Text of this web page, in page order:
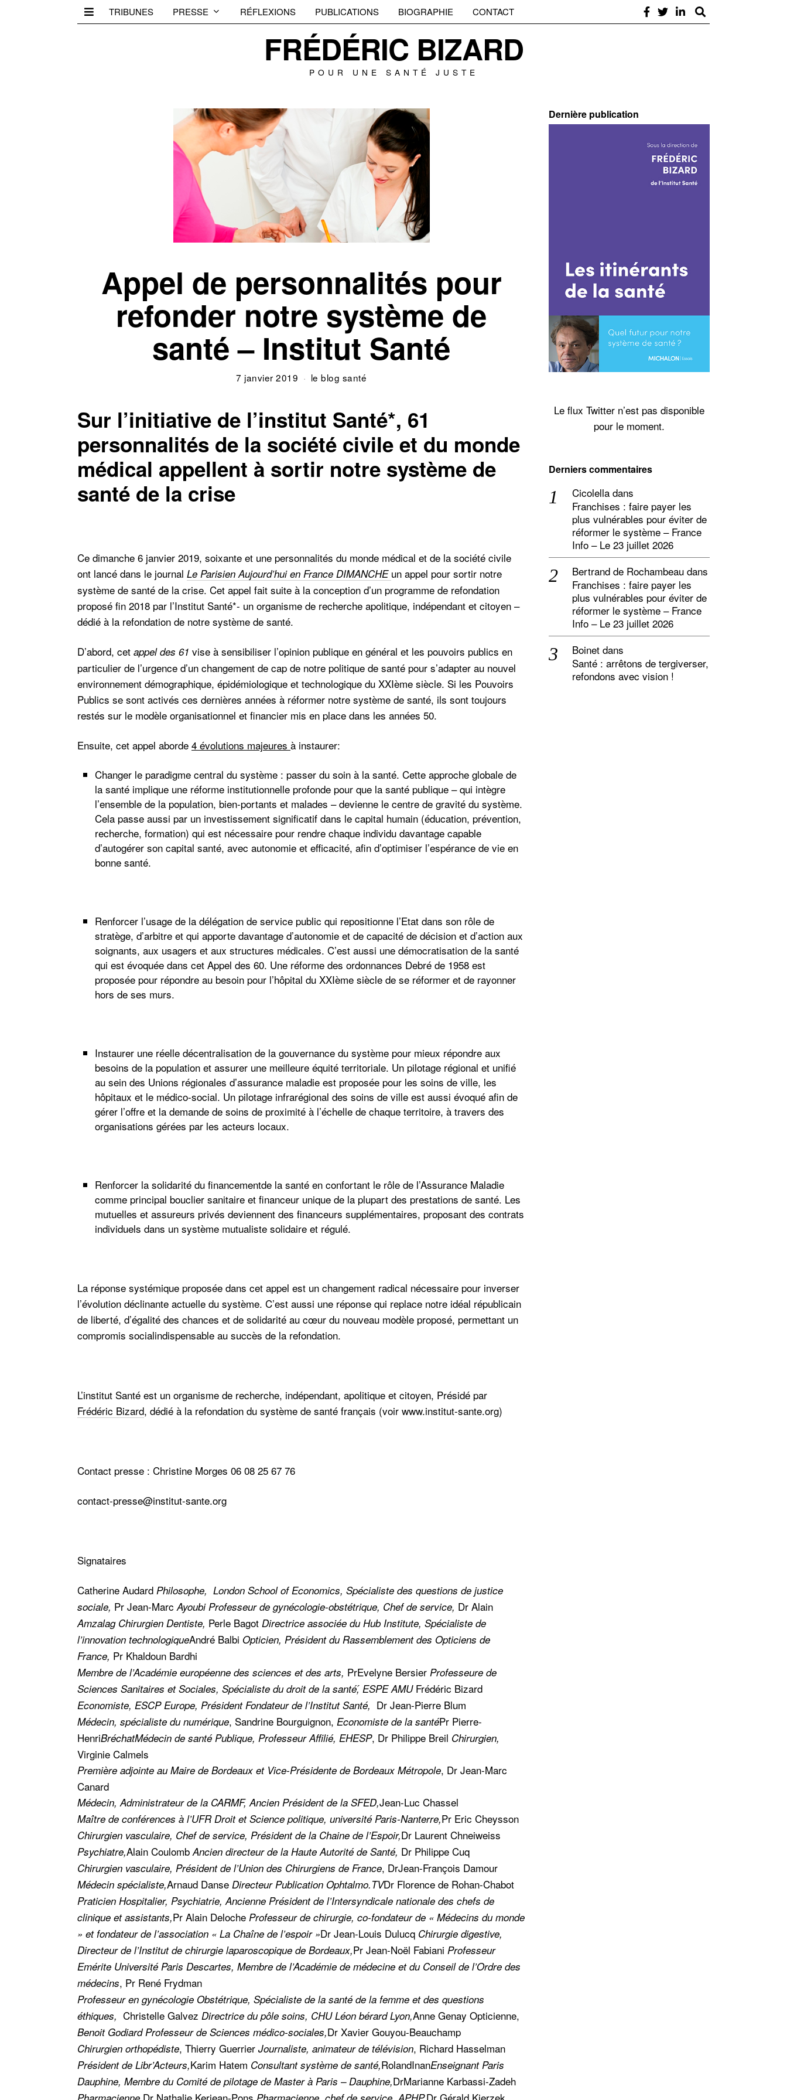
TRIBUNES PRESSE RÉFLEXIONS PUBLICATIONS BIOGRAPHIE CONTACT
FRÉDÉRIC BIZARD
POUR UNE SANTÉ JUSTE
Appel de personnalités pour
refonder notre système de
santé – Institut Santé
7 janvier 2019 le blog santé
Sur l’initiative de l’institut Santé*, 61
personnalités de la société civile et du monde
médical appellent à sortir notre système de
santé de la crise
Ce dimanche 6 janvier 2019, soixante et une personnalités du monde médical et de la société civile
ont lancé dans le journal Le Parisien Aujourd’hui en France DIMANCHE un appel pour sortir notre
système de santé de la crise. Cet appel fait suite à la conception d’un programme de refondation
proposé fin 2018 par l’Institut Santé*- un organisme de recherche apolitique, indépendant et citoyen –
dédié à la refondation de notre système de santé.
D’abord, cet appel des 61 vise à sensibiliser l’opinion publique en général et les pouvoirs publics en
particulier de l’urgence d’un changement de cap de notre politique de santé pour s’adapter au nouvel
environnement démographique, épidémiologique et technologique du XXIème siècle. Si les Pouvoirs
Publics se sont activés ces dernières années à réformer notre système de santé, ils sont toujours
restés sur le modèle organisationnel et financier mis en place dans les années 50.
Ensuite, cet appel aborde 4 évolutions majeures à instaurer:
Changer le paradigme central du système : passer du soin à la santé. Cette approche globale de
la santé implique une réforme institutionnelle profonde pour que la santé publique – qui intègre
l’ensemble de la population, bien-portants et malades – devienne le centre de gravité du système.
Cela passe aussi par un investissement significatif dans le capital humain (éducation, prévention,
recherche, formation) qui est nécessaire pour rendre chaque individu davantage capable
d’autogérer son capital santé, avec autonomie et efficacité, afin d’optimiser l’espérance de vie en
bonne santé.
Renforcer l’usage de la délégation de service public qui repositionne l’Etat dans son rôle de
stratège, d’arbitre et qui apporte davantage d’autonomie et de capacité de décision et d’action aux
soignants, aux usagers et aux structures médicales. C’est aussi une démocratisation de la santé
qui est évoquée dans cet Appel des 60. Une réforme des ordonnances Debré de 1958 est
proposée pour répondre au besoin pour l’hôpital du XXIème siècle de se réformer et de rayonner
hors de ses murs.
Instaurer une réelle décentralisation de la gouvernance du système pour mieux répondre aux
besoins de la population et assurer une meilleure équité territoriale. Un pilotage régional et unifié
au sein des Unions régionales d’assurance maladie est proposée pour les soins de ville, les
hôpitaux et le médico-social. Un pilotage infrarégional des soins de ville est aussi évoqué afin de
gérer l’offre et la demande de soins de proximité à l’échelle de chaque territoire, à travers des
organisations gérées par les acteurs locaux.
Renforcer la solidarité du financementde la santé en confortant le rôle de l’Assurance Maladie
comme principal bouclier sanitaire et financeur unique de la plupart des prestations de santé. Les
mutuelles et assureurs privés deviennent des financeurs supplémentaires, proposant des contrats
individuels dans un système mutualiste solidaire et régulé.
La réponse systémique proposée dans cet appel est un changement radical nécessaire pour inverser
l’évolution déclinante actuelle du système. C’est aussi une réponse qui replace notre idéal républicain
de liberté, d’égalité des chances et de solidarité au cœur du nouveau modèle proposé, permettant un
compromis socialindispensable au succès de la refondation.
L’institut Santé est un organisme de recherche, indépendant, apolitique et citoyen, Présidé par
Frédéric Bizard, dédié à la refondation du système de santé français (voir www.institut-sante.org)
Contact presse : Christine Morges 06 08 25 67 76
contact-presse@institut-sante.org
Signataires
Catherine Audard Philosophe, London School of Economics, Spécialiste des questions de justice
sociale, Pr Jean-MarcAyoubiProfesseur de gynécologie-obstétrique, Chef de service, Dr Alain
Amzalag Chirurgien Dentiste, Perle Bagot Directrice associée du Hub Institute, Spécialiste de
l’innovation technologiqueAndré Balbi Opticien, Président du Rassemblement des Opticiens de
France, Pr Khaldoun Bardhi
Membre de l’Académie européenne des sciences et des arts, PrEvelyne Bersier Professeure de
Sciences Sanitaires et Sociales, Spécialiste du droit de la santé,́ ESPE AMU Frédéric Bizard
Economiste, ESCP Europe, Président Fondateur de l’Institut Santé, Dr Jean-Pierre Blum
Médecin, spécialiste du numérique, Sandrine Bourguignon, Economiste de la santéPr Pierre-
HenriBréchatMédecin de santé Publique, Professeur Affilié, EHESP, Dr Philippe Breil Chirurgien,
Virginie Calmels
Première adjointe au Maire de Bordeaux et Vice-Présidente de Bordeaux Métropole, Dr Jean-Marc
Canard
Médecin, Administrateur de la CARMF, Ancien Président de la SFED,Jean-Luc Chassel
Maître de conférences à l’UFR Droit et Science politique, université Paris-Nanterre,Pr Eric Cheysson
Chirurgien vasculaire, Chef de service, Président de la Chaine de l’Espoir,Dr Laurent Chneiweiss
Psychiatre,Alain CoulombAncien directeur de la Haute Autorité de Santé, Dr Philippe Cuq
Chirurgien vasculaire, Président de l’Union des Chirurgiens de France, DrJean-François Damour
Médecin spécialiste,Arnaud Danse Directeur Publication Ophtalmo.TVDr Florence de Rohan-Chabot
Praticien Hospitalier, Psychiatrie, Ancienne Président de l’Intersyndicale nationale des chefs de
clinique et assistants,Pr Alain Deloche Professeur de chirurgie, co-fondateur de « Médecins du monde
» et fondateur de l’association « La Chaîne de l’espoir »Dr Jean-Louis Dulucq Chirurgie digestive,
Directeur de l’Institut de chirurgie laparoscopique de Bordeaux,Pr Jean-Noël Fabiani Professeur
Emérite Université Paris Descartes, Membre de l’Académie de médecine et du Conseil de l’Ordre des
médecins, Pr René Frydman
Professeur en gynécologie Obstétrique, Spécialiste de la santé de la femme et des questions
éthiques, Christelle Galvez Directrice du pôle soins, CHU Léon bérard Lyon,Anne Genay Opticienne,
Benoit GodiardProfesseur de Sciences médico-sociales,Dr Xavier Gouyou-Beauchamp
Chirurgien orthopédiste, Thierry Guerrier Journaliste, animateur de télévision, Richard Hasselman
Président de Libr’Acteurs,Karim Hatem Consultant système de santé,RolandInanEnseignant Paris
Dauphine, Membre du Comité de pilotage de Master à Paris – Dauphine,DrMarianne Karbassi-Zadeh
Dernière publication
Le flux Twitter n’est pas disponible
pour le moment.
Derniers commentaires
Cicolella dans
Franchises : faire payer les
plus vulnérables pour éviter de
réformer le système – France
Info – Le 23 juillet 2026
Bertrand de Rochambeau dans
Franchises : faire payer les
plus vulnérables pour éviter de
réformer le système – France
Info – Le 23 juillet 2026
Boinet dans
Santé : arrêtons de tergiverser,
refondons avec vision !